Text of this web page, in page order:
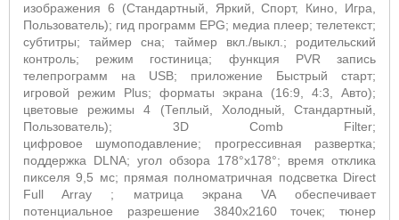
изображения 6 (Стандартный, Яркий, Спорт, Кино, Игра,
Пользователь); гид программ EPG; медиа плеер; телетекст;
субтитры; таймер сна; таймер вкл./выкл.; родительский
контроль; режим гостиница; функция
PVR
запись
телепрограмм на
USB; приложение Быстрый старт;
игровой режим
Plus; форматы экрана (16:9, 4:3, Авто);
цветовые режимы 4 (Теплый, Холодный, Стандартный,
Пользователь); 3D Comb Filter;
цифровое шумоподавление; прогрессивная развертка;
поддержка DLNA; угол обзора 178°х178°; время отклика
пикселя 9,5 мс; прямая полноматричная подсветка Direct
Full Array ; матрица
экрана VAобеспечивает
потенциальное разрешение 3840x2160 точек; тюнер